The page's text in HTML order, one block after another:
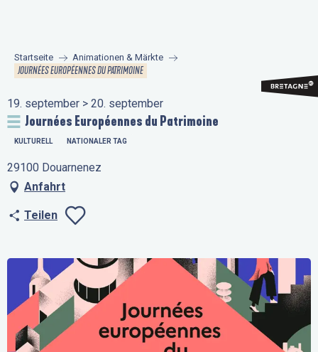
principal
Startseite Animationen & Märkte
JOURNÉES EUROPÉENNES DU PATRIMOINE
19. september > 20. september
Journées Européennes du Patrimoine
KULTURELL NATIONALER TAG
29100 Douarnenez
Anfahrt
Teilen